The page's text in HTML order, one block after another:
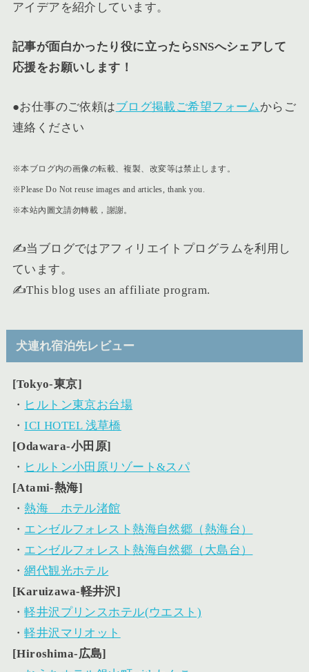
アイデアを紹介しています。
記事が面白かったり役に立ったらSNSへシェアして
応援をお願いします！
●お仕事のご依頼はブログ掲載ご希望フォームからご
連絡ください
※本ブログ内の画像の転載、複製、改変等は禁止します。
※Please Do Not reuse images and articles, thank you.
※本站內圖文請勿轉載，謝謝。
✍️当ブログではアフィリエイトプログラムを利用し
ています。
✍️This blog uses an affiliate program.
犬連れ宿泊先レビュー
[Tokyo-東京]
・ ヒルトン東京お台場
・ICI HOTEL 浅草橋
[Odawara-小田原]
・ ヒルトン小田原リゾート&スパ
[Atami-熱海]
・熱海 ホテル渚館
・ エンゼルフォレスト熱海自然郷（熱海台）
・ エンゼルフォレスト熱海自然郷（大島台）
・網代観光ホテル
[Karuizawa-軽井沢]
・軽井沢プリンスホテル(ウエスト)
・軽井沢マリオット
[Hiroshima-広島]